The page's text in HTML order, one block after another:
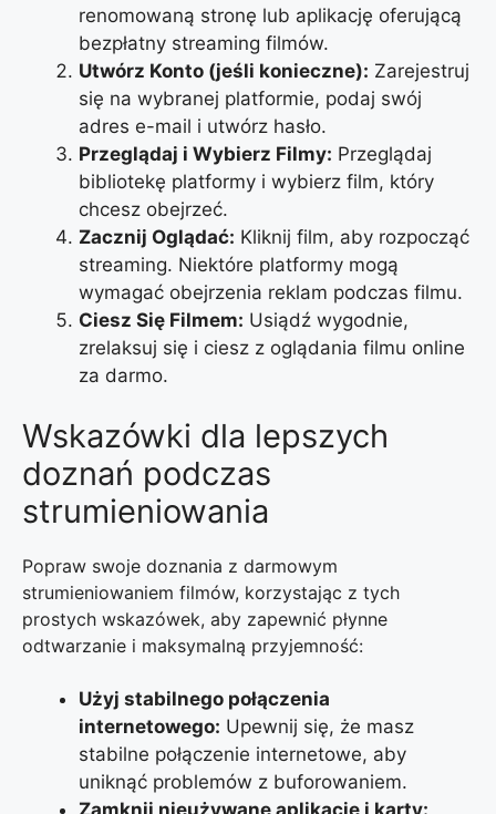
renomowaną stronę lub aplikację oferującą
bezpłatny streaming filmów.
Utwórz Konto (jeśli konieczne): Zarejestruj
się na wybranej platformie, podaj swój
adres e-mail i utwórz hasło.
Przeglądaj i Wybierz Filmy: Przeglądaj
bibliotekę platformy i wybierz film, który
chcesz obejrzeć.
Zacznij Oglądać: Kliknij film, aby rozpocząć
streaming. Niektóre platformy mogą
wymagać obejrzenia reklam podczas filmu.
Ciesz Się Filmem: Usiądź wygodnie,
zrelaksuj się i ciesz z oglądania filmu online
za darmo.
Wskazówki dla lepszych
doznań podczas
strumieniowania
Popraw swoje doznania z darmowym
strumieniowaniem filmów, korzystając z tych
prostych wskazówek, aby zapewnić płynne
odtwarzanie i maksymalną przyjemność:
Użyj stabilnego połączenia
internetowego: Upewnij się, że masz
stabilne połączenie internetowe, aby
uniknąć problemów z buforowaniem.
Zamknij nieużywane aplikacje i karty: